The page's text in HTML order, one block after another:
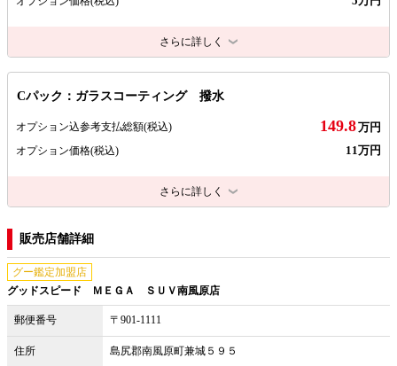
さらに詳しく
Cパック：ガラスコーティング 撥水
オプション込参考支払総額(税込) 149.8万円
オプション価格(税込) 11万円
さらに詳しく
販売店舗詳細
グー鑑定加盟店
グッドスピード ＭＥＧＡ ＳＵＶ南風原店
郵便番号 〒901-1111
住所 島尻郡南風原町兼城５９５